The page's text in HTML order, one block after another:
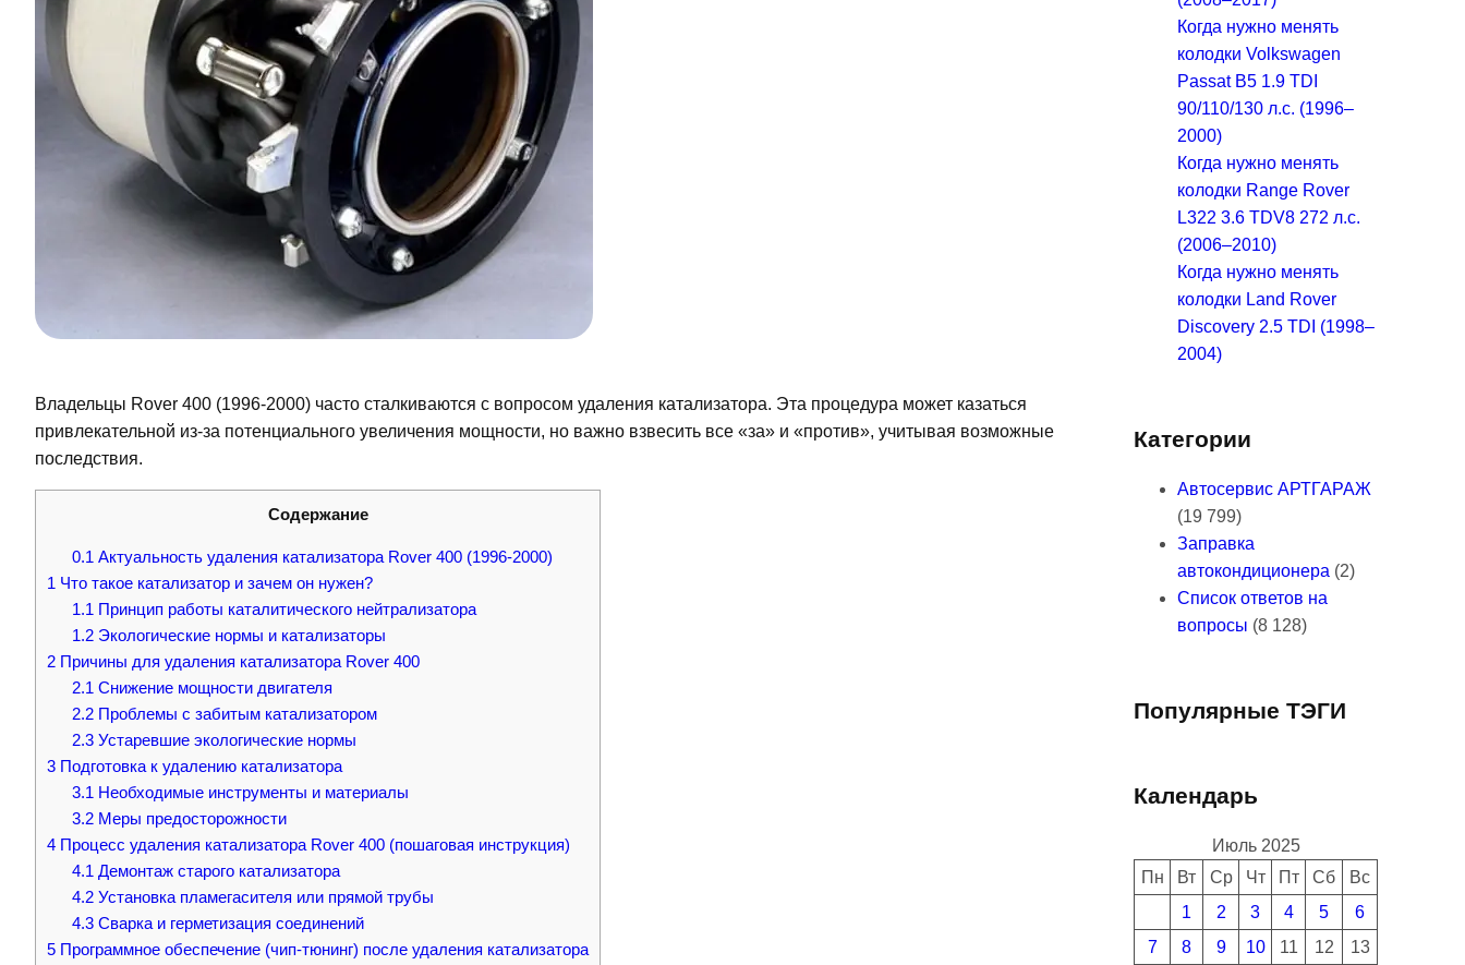
Владельцы Rover 400 (1996-2000) часто сталкиваются с вопросом удаления катализатора. Эта процедура может казаться
привлекательной из-за потенциального увеличения мощности, но важно взвесить все «за» и «против», учитывая возможные
последствия.
Содержание
0.1 Актуальность удаления катализатора Rover 400 (1996-2000)
1 Что такое катализатор и зачем он нужен?
1.1 Принцип работы каталитического нейтрализатора
1.2Экологические нормы и катализаторы
2 Причины для удаления катализатора Rover 400
2.1 Снижение мощности двигателя
2.2Проблемы с забитым катализатором
2.3Устаревшие экологические нормы
3 Подготовка к удалению катализатора
3.1 Необходимые инструменты и материалы
3.2Меры предосторожности
4 Процесс удаления катализатора Rover 400 (пошаговая инструкция)
4.1 Демонтаж старого катализатора
4.2Установка пламегасителя или прямой трубы
4.3Сварка и герметизация соединений
5 Программное обеспечение (чип-тюнинг) после удаления катализатора
Когда нужно менять
колодки Volkswagen
Passat B5 1.9 TDI
90/110/130 л.с. (1996–
2000)
Когда нужно менять
колодки Range Rover
L322 3.6 TDV8 272 л.с.
(2006–2010)
Когда нужно менять
колодки Land Rover
Discovery 2.5 TDI (1998–
2004)
Категории
Автосервис АРТГАРАЖ
(19 799)
Заправка
автокондиционера (2)
Список ответов на
вопросы (8 128)
Популярные ТЭГИ
Календарь
Июль 2025
Пн
Вт Ср Чт Пт Сб
Вс
1
2 3 4 5
6
7
8 9 10 11 12
13